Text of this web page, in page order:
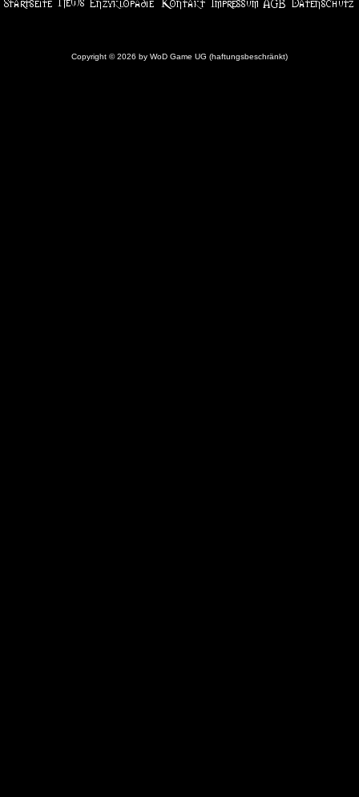
Copyright © 2026 by WoD Game UG (haftungsbeschränkt)